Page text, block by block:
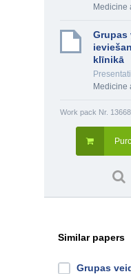
Medicine
Grupas
klīnikā
Medicine
Work pack Nr.
Similar papers
Grupas